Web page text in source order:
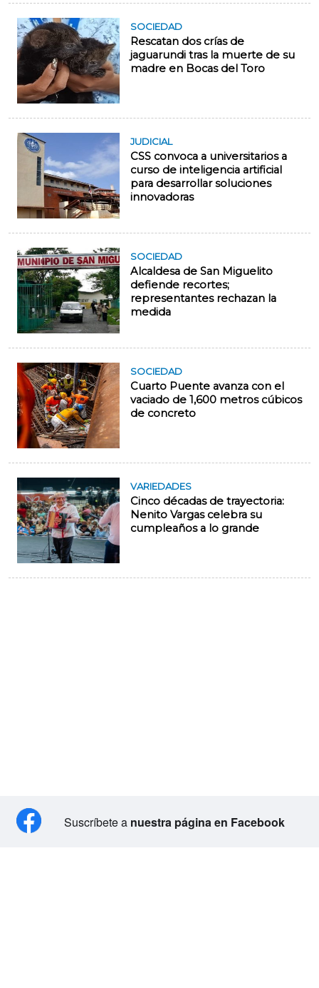
SOCIEDAD
Rescatan dos crías de
jaguarundi tras la muerte de su
madre en Bocas del Toro
JUDICIAL
CSS convoca a universitarios a
curso de inteligencia artificial
para desarrollar soluciones
innovadoras
SOCIEDAD
Alcaldesa de San Miguelito
defiende recortes;
representantes rechazan la
medida
SOCIEDAD
Cuarto Puente avanza con el
vaciado de 1,600 metros cúbicos
de concreto
VARIEDADES
Cinco décadas de trayectoria:
Nenito Vargas celebra su
cumpleaños a lo grande
Suscríbete a nuestra página en Facebook